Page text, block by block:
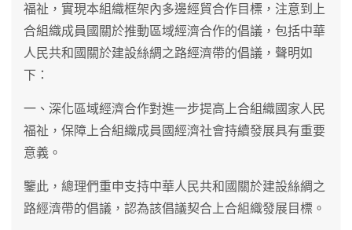
福祉，實現本組織框架內多邊經貿合作目標，注意到上
合組織成員國關於推動區域經濟合作的倡議，包括中華
人民共和國關於建設絲綢之路經濟帶的倡議，聲明如
下：
一、深化區域經濟合作對進一步提高上合組織國家人民
福祉，保障上合組織成員國經濟社會持續發展具有重要
意義。
鑒此，總理們重申支持中華人民共和國關於建設絲綢之
路經濟帶的倡議，認為該倡議契合上合組織發展目標。